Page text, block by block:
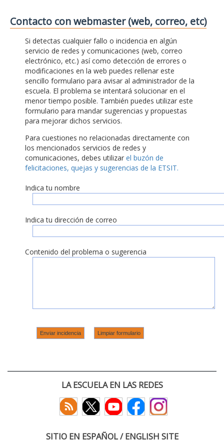
Contacto con webmaster (web, correo, etc)
Si detectas cualquier fallo o incidencia en algún
servicio de redes y comunicaciones (web, correo
electrónico, etc.) así como detección de errores o
modificaciones en la web puedes rellenar este
sencillo formulario para avisar al administrador de la
escuela. El problema se intentará solucionar en el
menor tiempo posible. También puedes utilizar este
formulario para mandar sugerencias y propuestas
para mejorar dichos servicios.
Para cuestiones no relacionadas directamente con
los mencionados servicios de redes y
comunicaciones, debes utilizar el buzón de
felicitaciones, quejas y sugerencias de la ETSIT.
Indica tu nombre
Indica tu dirección de correo
Contenido del problema o sugerencia
LA ESCUELA EN LAS REDES
SITIO EN ESPAÑOL / ENGLISH SITE